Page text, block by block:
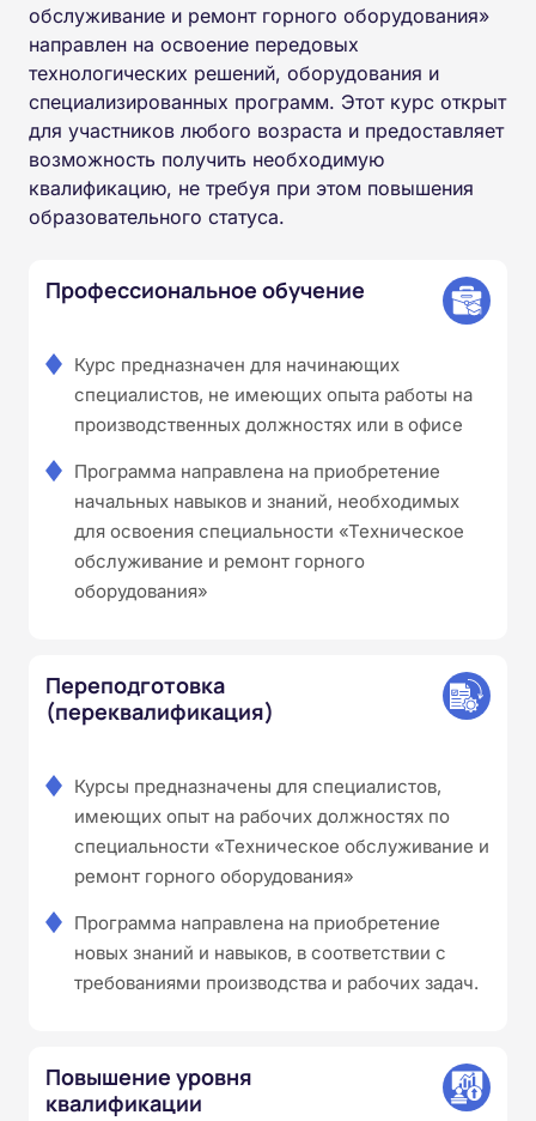
обслуживание и ремонт горного оборудования»
направлен на освоение передовых
технологических решений, оборудования и
специализированных программ. Этот курс открыт
для участников любого возраста и предоставляет
возможность получить необходимую
квалификацию, не требуя при этом повышения
образовательного статуса.
Профессиональное обучение
Курс предназначен для начинающих
специалистов, не имеющих опыта работы на
производственных должностях или в офисе
Программа направлена на приобретение
начальных навыков и знаний, необходимых
для освоения специальности «Техническое
обслуживание и ремонт горного
оборудования»
Переподготовка
(переквалификация)
Курсы предназначены для специалистов,
имеющих опыт на рабочих должностях по
специальности «Техническое обслуживание и
ремонт горного оборудования»
Программа направлена на приобретение
новых знаний и навыков, в соответствии с
требованиями производства и рабочих задач.
Повышение уровня
квалификации